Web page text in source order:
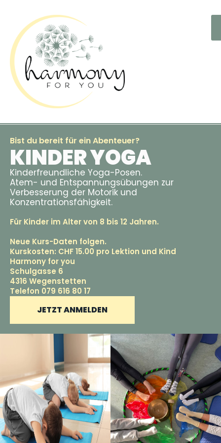
Bist du bereit für ein Abenteuer?
KINDER YOGA
Kinderfreundliche Yoga-Posen.
Atem- und Entspannungsübungen zur
Verbesserung der Motorik und
Konzentrationsfähigkeit.
Für Kinder im Alter von 8 bis 12 Jahren.
Neue Kurs-Daten folgen.
Kurskosten: CHF 15.00 pro Lektion und Kind
Harmony for you
Schulgasse 6
4316 Wegenstetten
Telefon 079 616 80 17
JETZT ANMELDEN